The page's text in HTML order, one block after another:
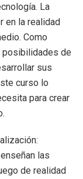
La
en la realidad
Como
posibilidades de
sus
curso lo
para crear
las
de realidad